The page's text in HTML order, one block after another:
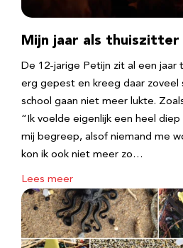
Mijn jaar als thuiszitter
De 12-jarige Petijn zit al een jaar
erg gepest en kreeg daar zoveel
school gaan niet meer lukte.
“Ik voelde eigenlijk een heel
mij begreep, alsof niemand me
kon ik ook niet meer zo…
Lees meer